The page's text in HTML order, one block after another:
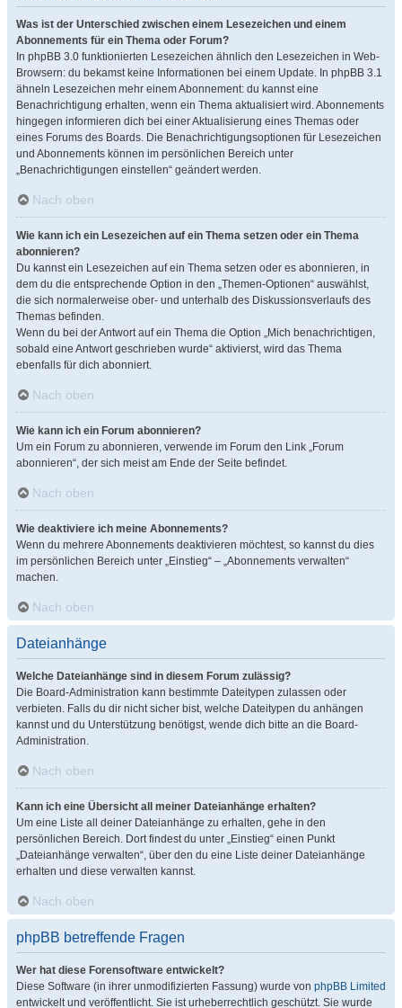
Was ist der Unterschied zwischen einem Lesezeichen und einem
Abonnements für ein Thema oder Forum?
In phpBB 3.0 funktionierten Lesezeichen ähnlich den Lesezeichen in Web-
Browsern: du bekamst keine Informationen bei einem Update. In phpBB 3.1
ähneln Lesezeichen mehr einem Abonnement: du kannst eine
Benachrichtigung erhalten, wenn ein Thema aktualisiert wird. Abonnements
hingegen informieren dich bei einer Aktualisierung eines Themas oder
eines Forums des Boards. Die Benachrichtigungsoptionen für Lesezeichen
und Abonnements können im persönlichen Bereich unter
„Benachrichtigungen einstellen“ geändert werden.
Nach oben
Wie kann ich ein Lesezeichen auf ein Thema setzen oder ein Thema
abonnieren?
Du kannst ein Lesezeichen auf ein Thema setzen oder es abonnieren, in
dem du die entsprechende Option in den „Themen-Optionen“ auswählst,
die sich normalerweise ober- und unterhalb des Diskussionsverlaufs des
Themas befinden.
Wenn du bei der Antwort auf ein Thema die Option „Mich benachrichtigen,
sobald eine Antwort geschrieben wurde“ aktivierst, wird das Thema
ebenfalls für dich abonniert.
Nach oben
Wie kann ich ein Forum abonnieren?
Um ein Forum zu abonnieren, verwende im Forum den Link „Forum
abonnieren“, der sich meist am Ende der Seite befindet.
Nach oben
Wie deaktiviere ich meine Abonnements?
Wenn du mehrere Abonnements deaktivieren möchtest, so kannst du dies
im persönlichen Bereich unter „Einstieg“ – „Abonnements verwalten“
machen.
Nach oben
Dateianhänge
Welche Dateianhänge sind in diesem Forum zulässig?
Die Board-Administration kann bestimmte Dateitypen zulassen oder
verbieten. Falls du dir nicht sicher bist, welche Dateitypen du anhängen
kannst und du Unterstützung benötigst, wende dich bitte an die Board-
Administration.
Nach oben
Kann ich eine Übersicht all meiner Dateianhänge erhalten?
Um eine Liste all deiner Dateianhänge zu erhalten, gehe in den
persönlichen Bereich. Dort findest du unter „Einstieg“ einen Punkt
„Dateianhänge verwalten“, über den du eine Liste deiner Dateianhänge
erhalten und diese verwalten kannst.
Nach oben
phpBB betreffende Fragen
Wer hat diese Forensoftware entwickelt?
Diese Software (in ihrer unmodifizierten Fassung) wurde von phpBB Limited
entwickelt und veröffentlicht. Sie ist urheberrechtlich geschützt. Sie wurde